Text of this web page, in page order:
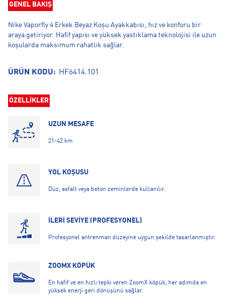
GENEL BAKIŞ
Nike Vaporfly 4 Erkek Beyaz Koşu Ayakkabısı, hız ve konforu bir
araya getiriyor. Hafif yapısı ve yüksek yastıklama teknolojisi ile uzun
koşularda maksimum rahatlık sağlar.
ÜRÜN KODU: HF6414.101
ÖZELLİKLER
UZUN MESAFE
21-42 km
YOL KOŞUSU
Düz, asfalt veya beton zeminlerde kullanılır.
İLERİ SEVİYE (PROFESYONEL)
Profesyonel antrenman düzeyine uygun şekilde tasarlanmıştır.
ZOOMX KÖPÜK
En hafif ve en hızlı tepki veren ZoomX köpük, her adımda en
yüksek enerji geri dönüşünü sağlar.